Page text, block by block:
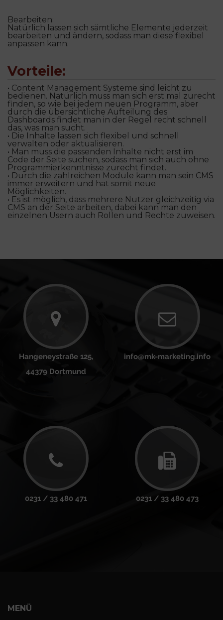
Bearbeiten:
Natürlich lassen sich sämtliche Elemente jederzeit
bearbeiten und ändern, sodass man diese flexibel
anpassen kann.
Vorteile:
• Content Management Systeme sind leicht zu
bedienen. Natürlich muss man sich erst mal zurecht
finden, so wie bei jedem neuen Programm, aber
durch die übersichtliche Aufteilung des
Dashboards findet man in der Regel recht schnell
das, was man sucht.
• Die Inhalte lassen sich flexibel und schnell
verwalten oder aktualisieren.
• Man muss die passenden Inhalte nicht erst im
Code der Seite suchen, sodass man sich auch ohne
Programmierkenntnisse zurecht findet.
• Durch die zahlreichen Module kann man sein CMS
immer erweitern und hat somit neue
Möglichkeiten.
• Es ist möglich, dass mehrere Nutzer gleichzeitig via
CMS an der Seite arbeiten, dabei kann man den
einzelnen Usern auch Rollen und Rechte zuweisen.
Hangeneystraße 125,
44379 Dortmund
info@mk-marketing.info
0231 / 33 480 471 0231 / 33 480 473
MENÜ